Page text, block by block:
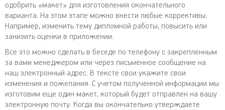
одобрить «макет» для изготовления окончательного
варианта. На этом этапе можно внести любые коррективы.
Например, изменить тему дипломной работы, повысить или
занизить оценки в приложении.
Все это можно сделать в беседе по телефону с закрепленным
за вами менеджером или через письменное сообщение на
наш электронный адрес. В тексте свои укажите свои
изменения и пожелания. С учетом полученной информации мы
изготовим еще один макет, который будет отправлен на вашу
электронную почту. Когда вы окончательно утверждаете